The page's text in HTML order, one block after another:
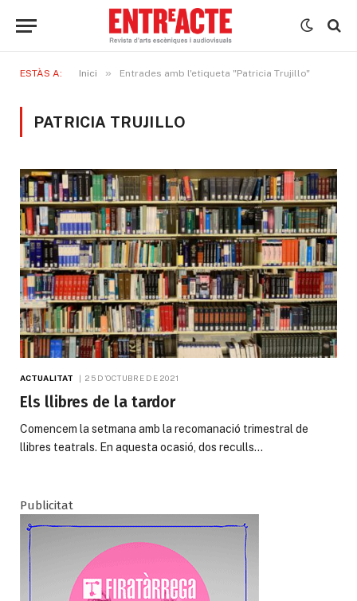
ESTÀS A: Inici » Entrades amb l'etiqueta "Patricia Trujillo"
PATRICIA TRUJILLO
ACTUALITAT 25 D'OCTUBRE DE 2021
Els llibres de la tardor
Comencem la setmana amb la recomanació trimestral de
llibres teatrals. En aquesta ocasió, dos reculls…
Publicitat